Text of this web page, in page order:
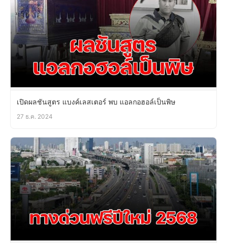
เปิดผลชันสูตร แบงค์เลสเตอร์ พบ แอลกอฮอล์เป็นพิษ
27 ธ.ค. 2024